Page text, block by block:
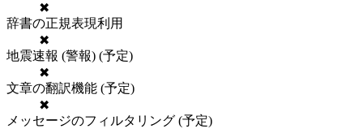
✖
辞書の正規表現利用
✖
地震速報 (警報) (予定)
✖
文章の翻訳機能 (予定)
✖
メッセージのフィルタリング (予定)